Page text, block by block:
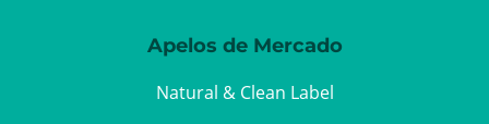
Apelos de Mercado
Natural & Clean Label